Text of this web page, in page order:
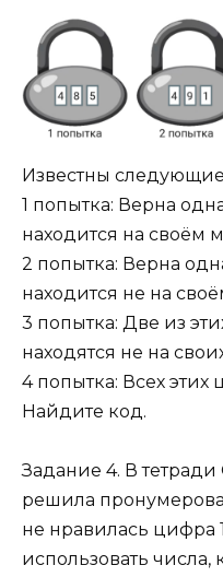
Известны следующие
1 попытка: Верна
находится на своём
2 попытка: Верна
находится не на
3 попытка: Две из
находятся не на
4 попытка: Всех этих
Найдите код.
Задание 4. В
решила
не нравилась цифра
использовать числа,